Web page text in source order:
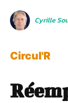
Cyrille
Circul'R